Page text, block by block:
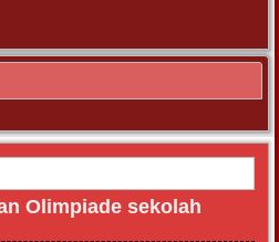
Olimpiade sekolah